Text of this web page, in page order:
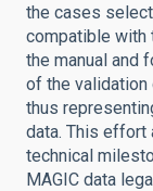
the cases
compatible with
the manual and
of the validation
thus
data. This effort
technical
MAGIC data